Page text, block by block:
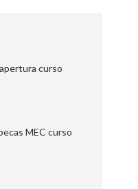
curso
MEC curso